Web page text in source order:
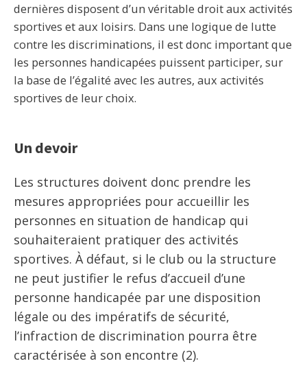
dernières disposent d’un véritable droit aux activités
sportives et aux loisirs. Dans une logique de lutte
contre les discriminations, il est donc important que
les personnes handicapées puissent participer, sur
la base de l’égalité avec les autres, aux activités
sportives de leur choix.
Un devoir
Les structures doivent donc prendre les
mesures appropriées pour accueillir les
personnes en situation de handicap qui
souhaiteraient pratiquer des activités
sportives. À défaut, si le club ou la structure
ne peut justifier le refus d’accueil d’une
personne handicapée par une disposition
légale ou des impératifs de sécurité,
l’infraction de discrimination pourra être
caractérisée à son encontre (2).